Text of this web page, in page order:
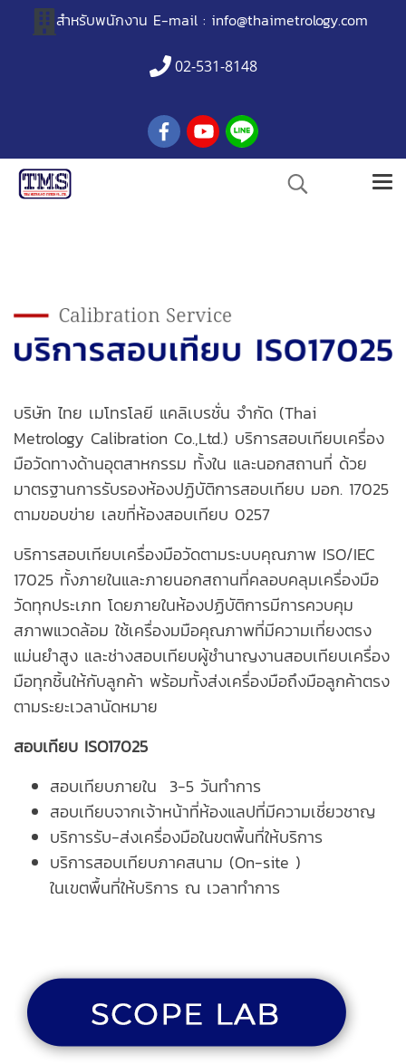
สำหรับพนักงาน E-mail : info@thaimetrology.com
02-531-8148
บริษัท ไทย เมโทรโลยี แคลิเบรชั่น จำกัด (Thai
Metrology Calibration Co.,Ltd.) บริการสอบเทียบเครื่อง
มือวัดทางด้านอุตสาหกรรม ทั้งใน และนอกสถานที่ ด้วย
มาตรฐานการรับรองห้องปฏิบัติการสอบเทียบ มอก. 17025
ตามขอบข่าย เลขที่ห้องสอบเทียบ 0257
บริการสอบเทียบเครื่องมือวัดตามระบบคุณภาพ ISO/IEC
17025 ทั้งภายในและภายนอกสถานที่คลอบคลุมเครื่องมือ
วัดทุกประเภท โดยภายในห้องปฏิบัติการมีการควบคุม
สภาพแวดล้อม ใช้เครื่องมมือคุณภาพที่มีความเที่ยงตรง
แม่นยำสูง และช่างสอบเทียบผู้ชำนาญงานสอบเทียบเครื่อง
มือทุกชิ้นให้กับลูกค้า พร้อมทั้งส่งเครื่องมือถึงมือลูกค้าตรง
ตามระยะเวลานัดหมาย
สอบเทียบ ISO17025
สอบเทียบภายใน 3-5 วันทำการ
สอบเทียบจากเจ้าหน้าที่ห้องแลปที่มีความเชี่ยวชาญ
บริการรับ-ส่งเครื่องมือในขตพื้นที่ให้บริการ
บริการสอบเทียบภาคสนาม (On-site )
ในเขตพื้นที่ให้บริการ ณ เวลาทำการ